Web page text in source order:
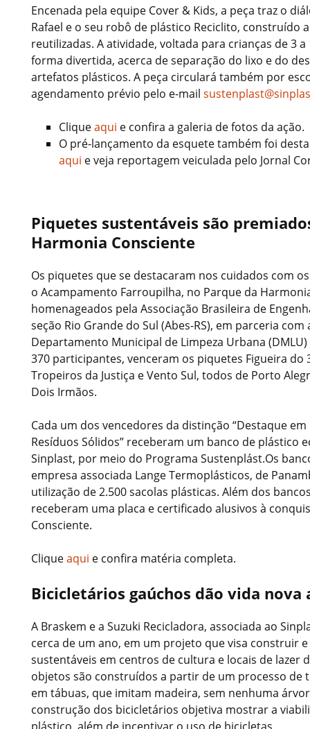
Encenada pela equipe Cover & Kids, a peça traz o
Rafael e o seu robô de plástico Reciclito, construído
reutilizadas. A atividade, voltada para crianças de 3
forma divertida, acerca de separação do lixo e do
artefatos plásticos. A peça circulará também por
agendamento prévio pelo e-mail
Cliqueaqui e confira a galeria de fotos da ação.
O pré-lançamento da esquete também foi
aqui e veja reportagem veiculada pelo Jornal
Piquetes sustentáveis são
Harmonia Consciente
Os piquetes que se destacaram nos cuidados com
o Acampamento Farroupilha, no Parque da
homenageados pela Associação Brasileira de
seção Rio Grande do Sul (Abes-RS), em parceria com
Departamento Municipal de Limpeza Urbana
370 participantes, venceram os piquetes Figueira do
Tropeiros da Justiça e Vento Sul, todos de Porto
Dois Irmãos.
Cada um dos vencedores da distinção “Destaque
Resíduos Sólidos” receberam um banco de plástico
Sinplast, por meio do Programa Sustenplást.Os
empresa associada Lange Termoplásticos, de
utilização de 2.500 sacolas plásticas. Além dos
receberam uma placa e certificado alusivos à
Consciente.
Cliqueaqui e confira matéria completa.
Bicicletários gaúchos dão vida nova
A Braskem e a Suzuki Recicladora, associada ao
cerca de um ano, em um projeto que visa construir
sustentáveis em centros de cultura e locais de lazer
objetos são construídos a partir de um processo de
em tábuas, que imitam madeira, sem nenhuma
construção dos bicicletários objetiva mostrar a